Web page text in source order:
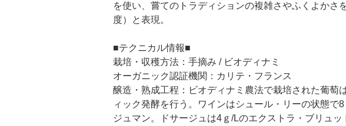
を使い、嘗てのトラディションの複雑さやふくよか
度）と表現。
■テクニカル情報■
栽培・収穫方法：手摘み / ビオディナミ
オーガニック認証機関：カリテ・フランス
醸造・熟成工程：ビオディナミ農法で栽培された葡萄
ィック発酵を行う。ワインはシュール・リーの状態
ジュマン。ドサージュは4ｇ/Lのエクストラ・ブリュッ